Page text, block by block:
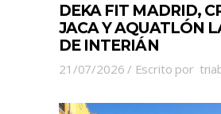
DEKA FIT MADRID,
JACA Y AQUATLÓN
DE INTERIÁN
21/07/2026 Escrito por